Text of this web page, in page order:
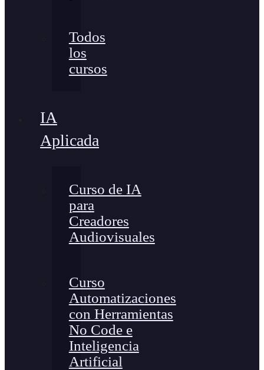
Todos
los
cursos
IA
Aplicada
Curso de IA
para
Creadores
Audiovisuales
Curso
Automatizaciones
con Herramientas
No Code e
Inteligencia
Artificial